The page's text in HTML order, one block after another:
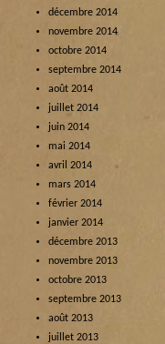
décembre 2014
novembre 2014
octobre 2014
septembre 2014
août 2014
juillet 2014
juin 2014
mai 2014
avril 2014
mars 2014
février 2014
janvier 2014
décembre 2013
novembre 2013
octobre 2013
septembre 2013
août 2013
juillet 2013